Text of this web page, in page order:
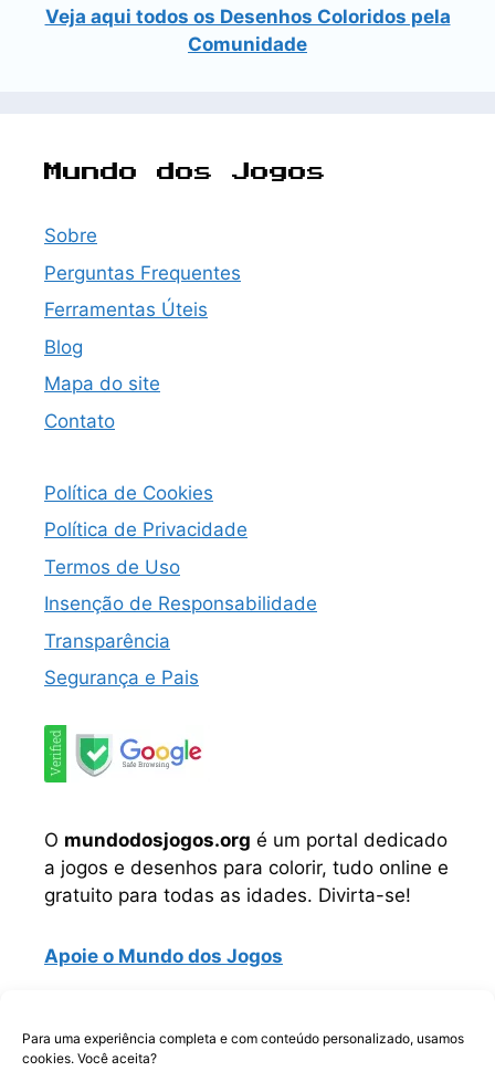
Para uma experiência completa e com conteúdo personalizado, usamos
cookies. Você aceita?
Veja aqui todos os Desenhos Coloridos pela
Comunidade
Mundo dos Jogos
Sobre
Perguntas Frequentes
Ferramentas Úteis
Blog
Mapa do site
Contato
Política de Cookies
Política de Privacidade
Termos de Uso
Insenção de Responsabilidade
Transparência
Segurança e Pais
O mundodosjogos.org é um portal dedicado
a jogos e desenhos para colorir, tudo online e
gratuito para todas as idades. Divirta-se!
Apoie o Mundo dos Jogos
InstagramTikTok TelegramFacebook WhatsApp